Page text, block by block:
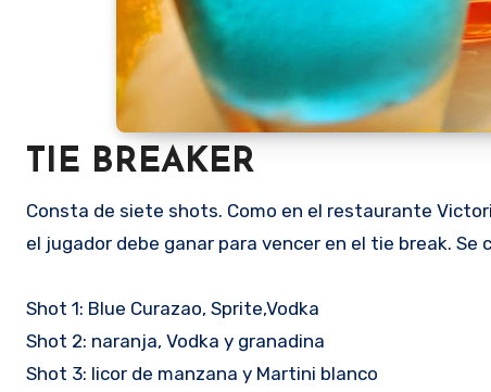
TIE BREAKER
Consta de siete shots. Como en el restaurante
el jugador debe ganar para vencer en el tie break. Se
Shot 1: Blue Curazao, Sprite,Vodka
Shot 2: naranja, Vodka y granadina
Shot 3: licor de manzana y Martini blanco